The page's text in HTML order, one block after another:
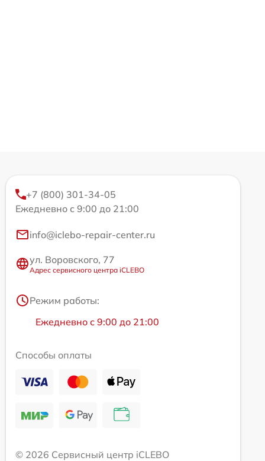
+7 (800) 301-34-05
Ежедневно с 9:00 до 21:00
info@iclebo-repair-center.ru
ул. Воровского, 77
Адрес сервисного центра iCLEBO
Режим работы:
Ежедневно с 9:00 до 21:00
Способы оплаты
© 2026 Сервисный центр iCLEBO